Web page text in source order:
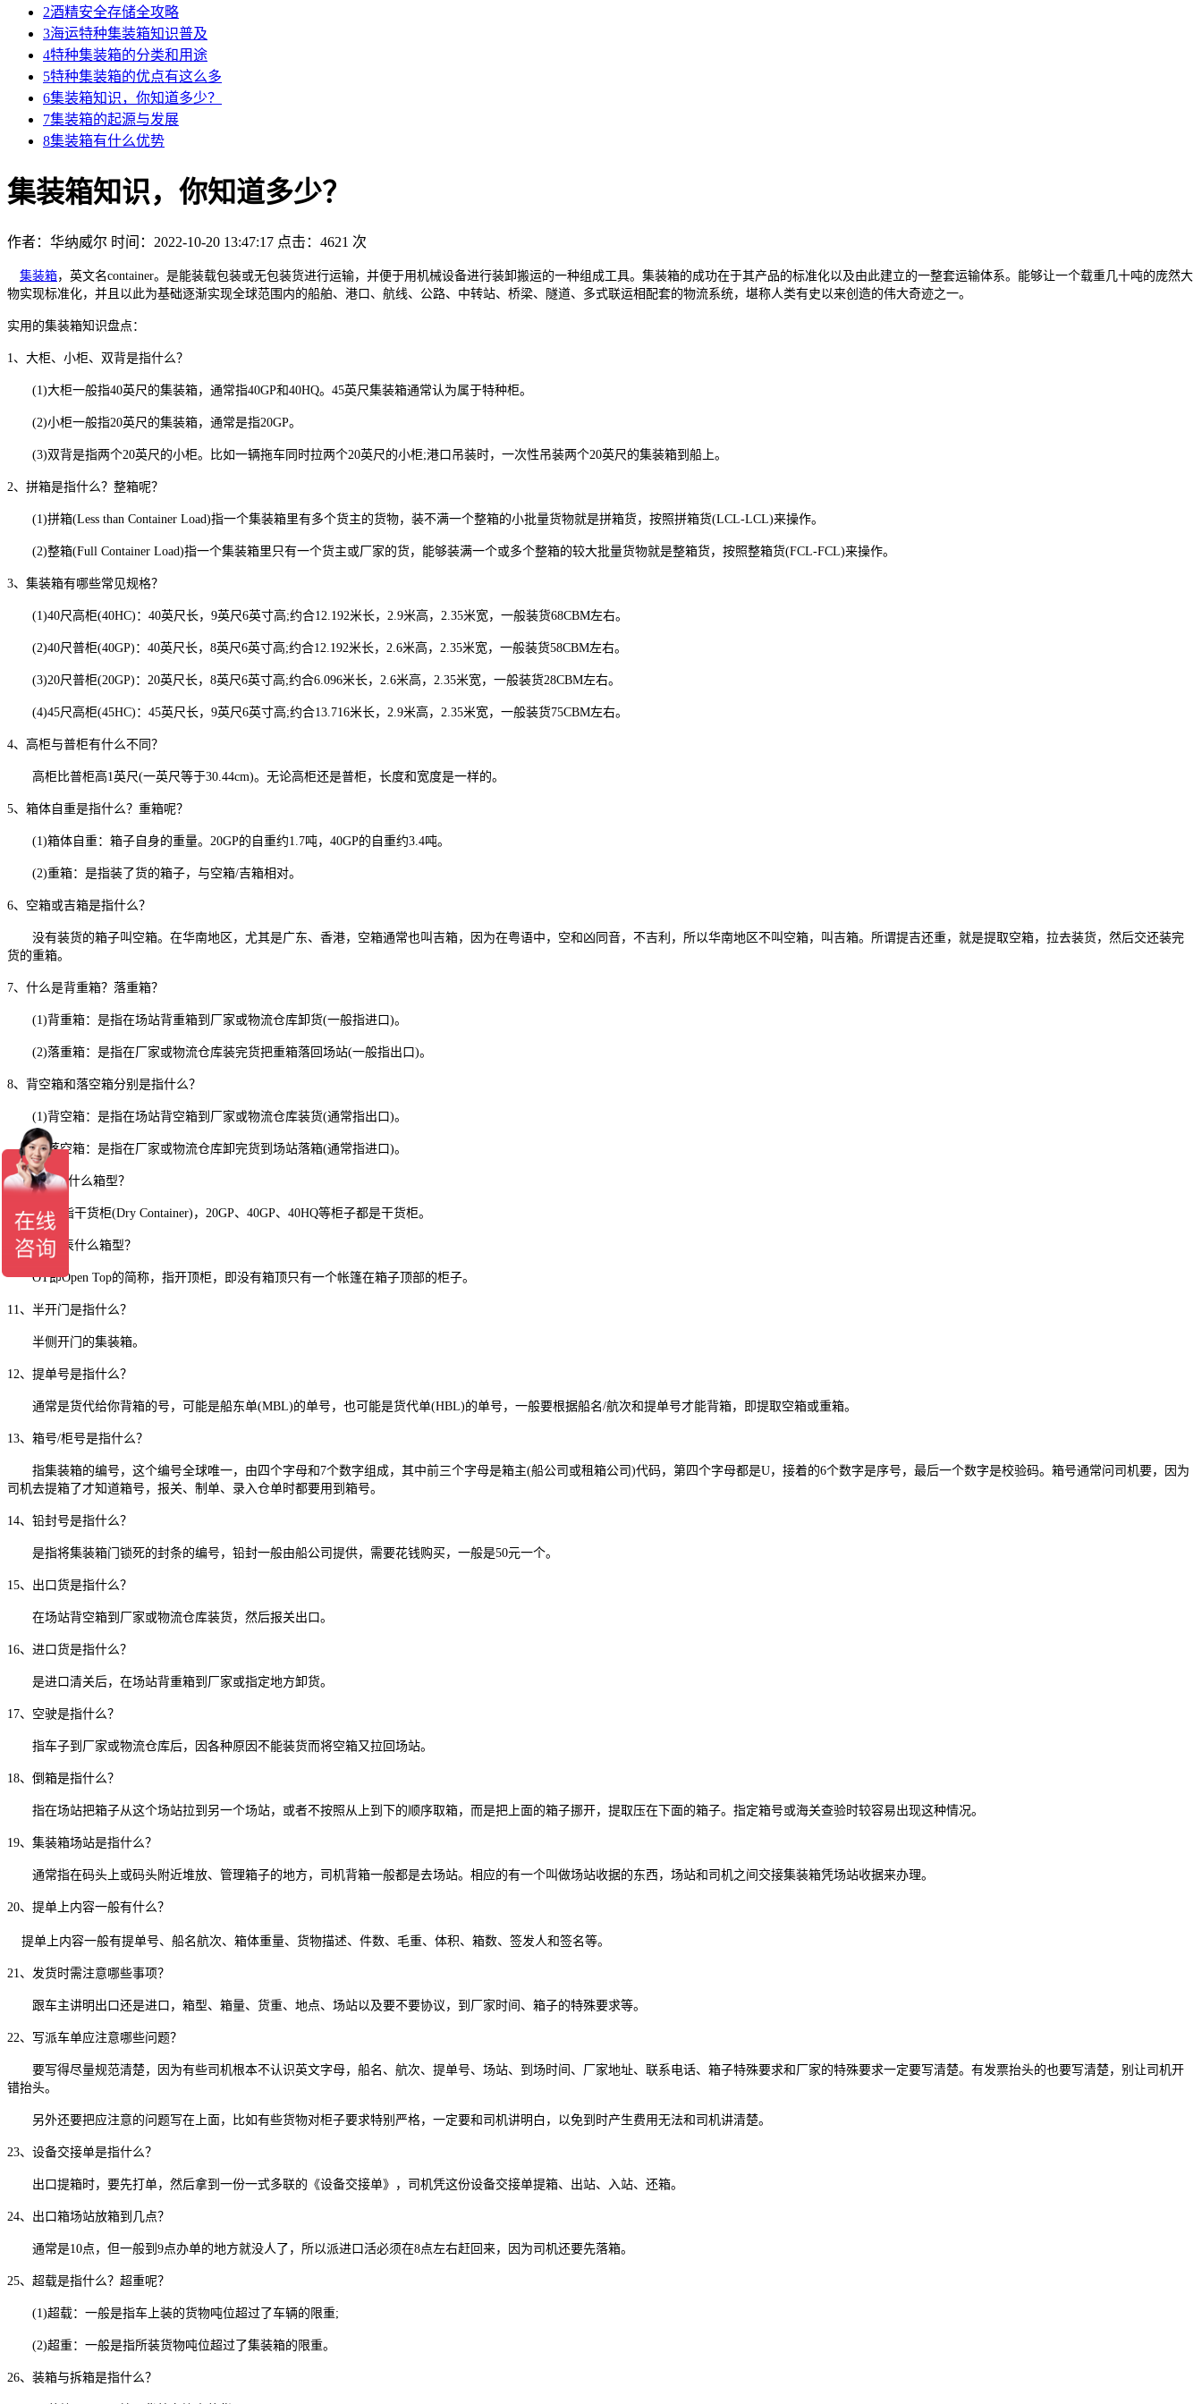
2酒精安全存储全攻略
3海运特种集装箱知识普及
4特种集装箱的分类和用途
5特种集装箱的优点有这么多
6集装箱知识，你知道多少？
7集装箱的起源与发展
8集装箱有什么优势
集装箱知识，你知道多少？
作者：华纳威尔 时间：2022-10-20 13:47:17 点击：4621 次
集装箱，英文名container。是能装载包装或无包装货进行运输，并便于用机械设备进行装卸搬运的一种组成工具。集装箱的成功在于其产品的标准化以及由此建立的一整套运输体系。能够让一个载重几十吨的庞然大
物实现标准化，并且以此为基础逐渐实现全球范围内的船舶、港口、航线、公路、中转站、桥梁、隧道、多式联运相配套的物流系统，堪称人类有史以来创造的伟大奇迹之一。
实用的集装箱知识盘点：
1、大柜、小柜、双背是指什么？
(1)大柜一般指40英尺的集装箱，通常指40GP和40HQ。45英尺集装箱通常认为属于特种柜。
(2)小柜一般指20英尺的集装箱，通常是指20GP。
(3)双背是指两个20英尺的小柜。比如一辆拖车同时拉两个20英尺的小柜;港口吊装时，一次性吊装两个20英尺的集装箱到船上。
2、拼箱是指什么？整箱呢？
(1)拼箱(Less than Container Load)指一个集装箱里有多个货主的货物，装不满一个整箱的小批量货物就是拼箱货，按照拼箱货(LCL-LCL)来操作。
(2)整箱(Full Container Load)指一个集装箱里只有一个货主或厂家的货，能够装满一个或多个整箱的较大批量货物就是整箱货，按照整箱货(FCL-FCL)来操作。
3、集装箱有哪些常见规格？
(1)40尺高柜(40HC)：40英尺长，9英尺6英寸高;约合12.192米长，2.9米高，2.35米宽，一般装货68CBM左右。
(2)40尺普柜(40GP)：40英尺长，8英尺6英寸高;约合12.192米长，2.6米高，2.35米宽，一般装货58CBM左右。
(3)20尺普柜(20GP)：20英尺长，8英尺6英寸高;约合6.096米长，2.6米高，2.35米宽，一般装货28CBM左右。
(4)45尺高柜(45HC)：45英尺长，9英尺6英寸高;约合13.716米长，2.9米高，2.35米宽，一般装货75CBM左右。
4、高柜与普柜有什么不同？
高柜比普柜高1英尺(一英尺等于30.44cm)。无论高柜还是普柜，长度和宽度是一样的。
5、箱体自重是指什么？重箱呢？
(1)箱体自重：箱子自身的重量。20GP的自重约1.7吨，40GP的自重约3.4吨。
(2)重箱：是指装了货的箱子，与空箱/吉箱相对。
6、空箱或吉箱是指什么？
没有装货的箱子叫空箱。在华南地区，尤其是广东、香港，空箱通常也叫吉箱，因为在粤语中，空和凶同音，不吉利，所以华南地区不叫空箱，叫吉箱。所谓提吉还重，就是提取空箱，拉去装货，然后交还装完
货的重箱。
7、什么是背重箱？落重箱？
(1)背重箱：是指在场站背重箱到厂家或物流仓库卸货(一般指进口)。
(2)落重箱：是指在厂家或物流仓库装完货把重箱落回场站(一般指出口)。
8、背空箱和落空箱分别是指什么？
(1)背空箱：是指在场站背空箱到厂家或物流仓库装货(通常指出口)。
(2)落空箱：是指在厂家或物流仓库卸完货到场站落箱(通常指进口)。
9、DC代表什么箱型？
DC是指干货柜(Dry Container)，20GP、40GP、40HQ等柜子都是干货柜。
10、OT代表什么箱型？
OT即Open Top的简称，指开顶柜，即没有箱顶只有一个帐篷在箱子顶部的柜子。
11、半开门是指什么？
半侧开门的集装箱。
12、提单号是指什么？
通常是货代给你背箱的号，可能是船东单(MBL)的单号，也可能是货代单(HBL)的单号，一般要根据船名/航次和提单号才能背箱，即提取空箱或重箱。
13、箱号/柜号是指什么？
指集装箱的编号，这个编号全球唯一，由四个字母和7个数字组成，其中前三个字母是箱主(船公司或租箱公司)代码，第四个字母都是U，接着的6个数字是序号，最后一个数字是校验码。箱号通常问司机要，因为
司机去提箱了才知道箱号，报关、制单、录入仓单时都要用到箱号。
14、铅封号是指什么？
是指将集装箱门锁死的封条的编号，铅封一般由船公司提供，需要花钱购买，一般是50元一个。
15、出口货是指什么？
在场站背空箱到厂家或物流仓库装货，然后报关出口。
16、进口货是指什么？
是进口清关后，在场站背重箱到厂家或指定地方卸货。
17、空驶是指什么？
指车子到厂家或物流仓库后，因各种原因不能装货而将空箱又拉回场站。
18、倒箱是指什么？
指在场站把箱子从这个场站拉到另一个场站，或者不按照从上到下的顺序取箱，而是把上面的箱子挪开，提取压在下面的箱子。指定箱号或海关查验时较容易出现这种情况。
19、集装箱场站是指什么？
通常指在码头上或码头附近堆放、管理箱子的地方，司机背箱一般都是去场站。相应的有一个叫做场站收据的东西，场站和司机之间交接集装箱凭场站收据来办理。
20、提单上内容一般有什么？
提单上内容一般有提单号、船名航次、箱体重量、货物描述、件数、毛重、体积、箱数、签发人和签名等。
21、发货时需注意哪些事项？
跟车主讲明出口还是进口，箱型、箱量、货重、地点、场站以及要不要协议，到厂家时间、箱子的特殊要求等。
22、写派车单应注意哪些问题？
要写得尽量规范清楚，因为有些司机根本不认识英文字母，船名、航次、提单号、场站、到场时间、厂家地址、联系电话、箱子特殊要求和厂家的特殊要求一定要写清楚。有发票抬头的也要写清楚，别让司机开
错抬头。
另外还要把应注意的问题写在上面，比如有些货物对柜子要求特别严格，一定要和司机讲明白，以免到时产生费用无法和司机讲清楚。
23、设备交接单是指什么？
出口提箱时，要先打单，然后拿到一份一式多联的《设备交接单》，司机凭这份设备交接单提箱、出站、入站、还箱。
24、出口箱场站放箱到几点？
通常是10点，但一般到9点办单的地方就没人了，所以派进口活必须在8点左右赶回来，因为司机还要先落箱。
25、超载是指什么？超重呢？
(1)超载：一般是指车上装的货物吨位超过了车辆的限重;
(2)超重：一般是指所装货物吨位超过了集装箱的限重。
26、装箱与拆箱是指什么？